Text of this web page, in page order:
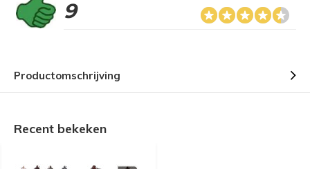
9
Productomschrijving
Recent bekeken